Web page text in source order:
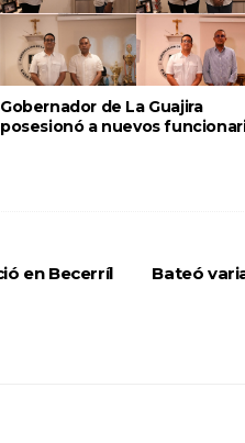
Gobernador de La Guajira
posesionó a nuevos
Bateó
en Becerríl